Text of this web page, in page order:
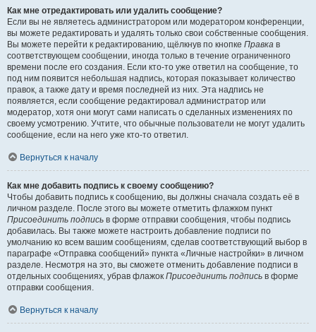
Как мне отредактировать или удалить сообщение?
Если вы не являетесь администратором или модератором конференции,
вы можете редактировать и удалять только свои собственные сообщения.
Вы можете перейти к редактированию, щёлкнув по кнопке Правка в
соответствующем сообщении, иногда только в течение ограниченного
времени после его создания. Если кто-то уже ответил на сообщение, то
под ним появится небольшая надпись, которая показывает количество
правок, а также дату и время последней из них. Эта надпись не
появляется, если сообщение редактировал администратор или
модератор, хотя они могут сами написать о сделанных изменениях по
своему усмотрению. Учтите, что обычные пользователи не могут удалить
сообщение, если на него уже кто-то ответил.
Вернуться к началу
Как мне добавить подпись к своему сообщению?
Чтобы добавить подпись к сообщению, вы должны сначала создать её в
личном разделе. После этого вы можете отметить флажком пункт
Присоединить подпись в форме отправки сообщения, чтобы подпись
добавилась. Вы также можете настроить добавление подписи по
умолчанию ко всем вашим сообщениям, сделав соответствующий выбор в
параграфе «Отправка сообщений» пункта «Личные настройки» в личном
разделе. Несмотря на это, вы сможете отменить добавление подписи в
отдельных сообщениях, убрав флажок Присоединить подпись в форме
отправки сообщения.
Вернуться к началу